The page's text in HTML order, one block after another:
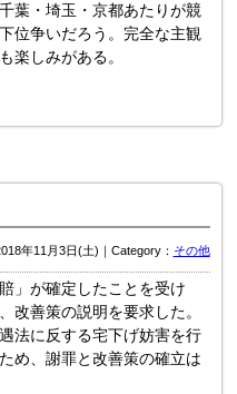
葉・埼玉・京都あたりが競
位争いだろう。完全な主観
楽しみがある。
年11月3日(土)｜Category： その他
」が確定したことを受け
改善策の説明を要求した。
法に反する宅下げ妨害を行
め、謝罪と改善策の確立は